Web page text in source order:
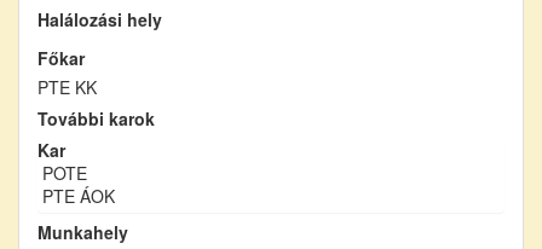
Halálozási hely
Főkar
PTE KK
További karok
Kar
POTE
PTE ÁOK
Munkahely